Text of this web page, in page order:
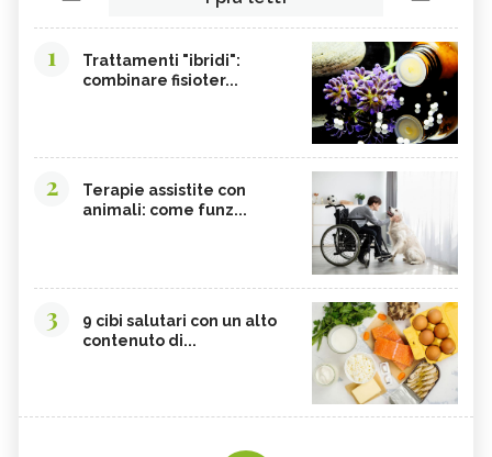
1
Trattamenti "ibridi":
combinare fisioter...
2
Terapie assistite con
animali: come funz...
3
9 cibi salutari con un alto
contenuto di...